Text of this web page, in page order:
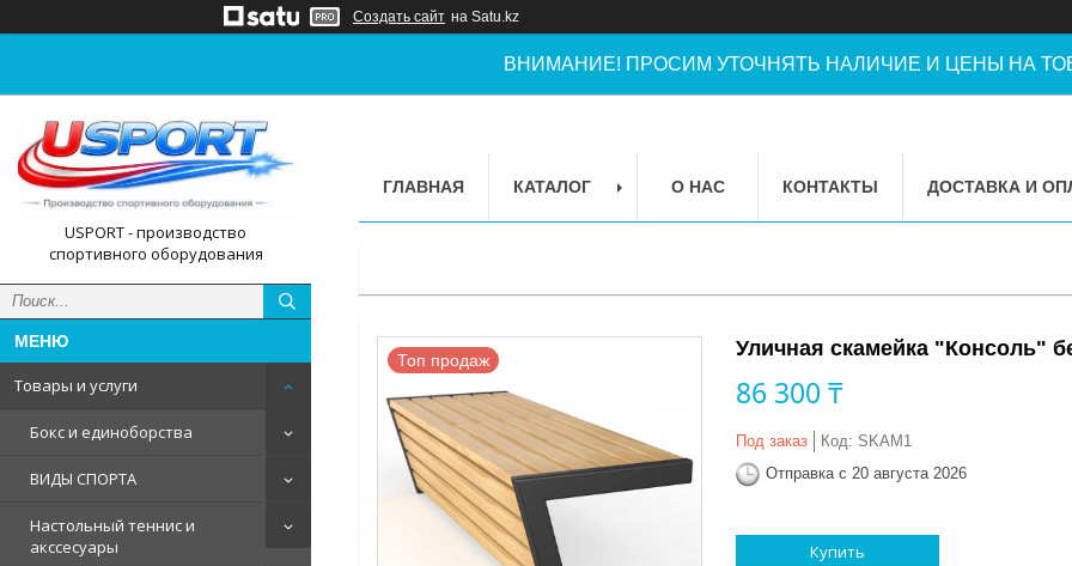
Создать сайт на Satu.kz
ВНИМАНИЕ! ПРОСИМ УТОЧНЯТЬ НАЛИЧИЕ И ЦЕНЫ НА
USPORT - производство
спортивного оборудования
Товары и услуги
Бокс и единоборства
ВИДЫ СПОРТА
Настольный теннис и
акссесуары
ГЛАВНАЯ КАТАЛОГ О НАС КОНТАКТЫ ДОСТАВКА И
Топ продаж Уличная скамейка "Консоль"
86 300 ₸
Под заказ Код: SKAM1
Отправка с 20 августа 2026
Купить